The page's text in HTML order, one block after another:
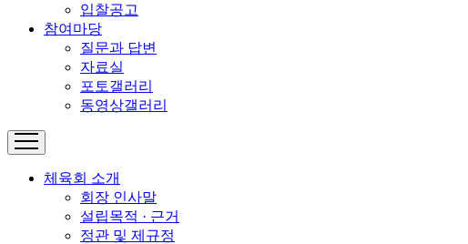
입찰공고
참여마당
질문과 답변
자료실
포토갤러리
동영상갤러리
체육회 소개
회장 인사말
설립목적 · 근거
정관 및 제규정